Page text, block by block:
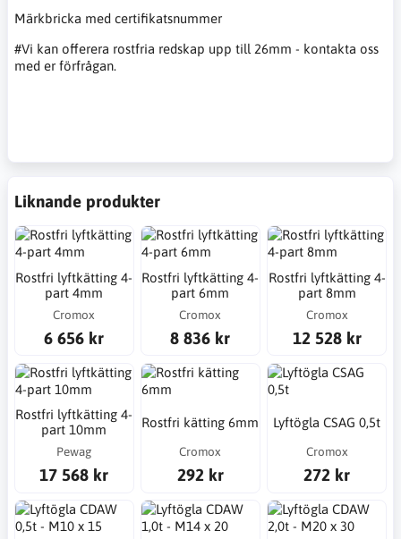
Märkbricka med certifikatsnummer
#Vi kan offerera rostfria redskap upp till 26mm - kontakta oss
med er förfrågan.
Liknande produkter
Rostfri lyftkätting 4-
part 4mm
Cromox
6 656 kr
Rostfri lyftkätting 4-
part 6mm
Cromox
8 836 kr
Rostfri lyftkätting 4-
part 8mm
Cromox
12 528 kr
Rostfri lyftkätting 4-
part 10mm
Pewag
17 568 kr
Rostfri kätting 6mm
Cromox
292 kr
Lyftögla CSAG 0,5t
Cromox
272 kr